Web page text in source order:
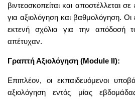
βιντεοσκοπείται και αποστέλλεται
για αξιολόγηση και βαθμολόγηση. Οι
εκτενή σχόλια για την απόδοσή
απέτυχαν.
Γραπτή Αξιολόγηση (Module II):
Επιπλέον, οι εκπαιδευόμενοι
αξιολόγηση εντός μίας